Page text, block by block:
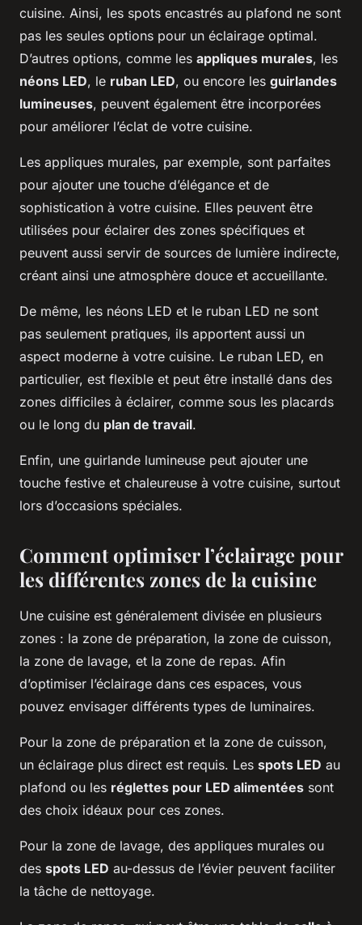
cuisine. Ainsi, les spots encastrés au plafond ne sont
pas les seules options pour un éclairage optimal.
D’autres options, comme les appliques murales, les
néons LED, le ruban LED, ou encore les guirlandes
lumineuses, peuvent également être incorporées
pour améliorer l’éclat de votre cuisine.
Les appliques murales, par exemple, sont parfaites
pour ajouter une touche d’élégance et de
sophistication à votre cuisine. Elles peuvent être
utilisées pour éclairer des zones spécifiques et
peuvent aussi servir de sources de lumière indirecte,
créant ainsi une atmosphère douce et accueillante.
De même, les néons LED et le ruban LED ne sont
pas seulement pratiques, ils apportent aussi un
aspect moderne à votre cuisine. Le ruban LED, en
particulier, est flexible et peut être installé dans des
zones difficiles à éclairer, comme sous les placards
ou le long du plan de travail.
Enfin, une guirlande lumineuse peut ajouter une
touche festive et chaleureuse à votre cuisine, surtout
lors d’occasions spéciales.
Comment optimiser l’éclairage pour
les différentes zones de la cuisine
Une cuisine est généralement divisée en plusieurs
zones : la zone de préparation, la zone de cuisson,
la zone de lavage, et la zone de repas. Afin
d’optimiser l’éclairage dans ces espaces, vous
pouvez envisager différents types de luminaires.
Pour la zone de préparation et la zone de cuisson,
un éclairage plus direct est requis. Les spots LED au
plafond ou les réglettes pour LED alimentées sont
des choix idéaux pour ces zones.
Pour la zone de lavage, des appliques murales ou
des spots LED au-dessus de l’évier peuvent faciliter
la tâche de nettoyage.